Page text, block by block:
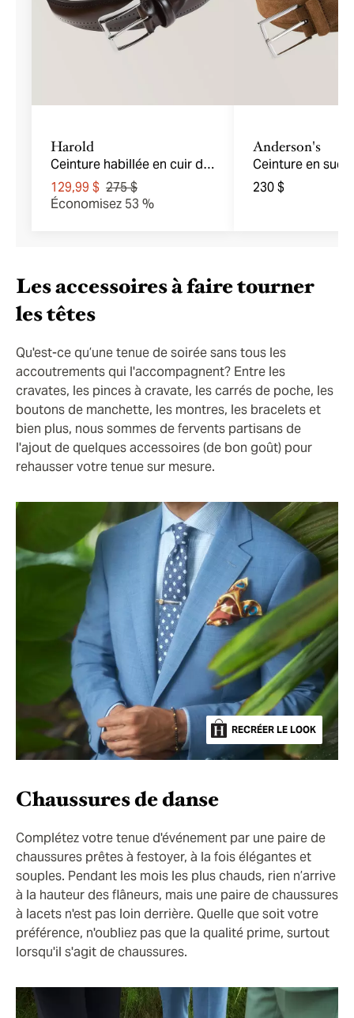
Harold
Ceinture habillée en cuir de
veau
129,99 $ 275 $
Économisez 53 %
Anderson's
Ceinture en
230 $
Les accessoires à faire tourner
les têtes
Qu'est-ce qu’une tenue de soirée sans tous les
accoutrements qui l'accompagnent? Entre les
cravates, les pinces à cravate, les carrés de poche, les
boutons de manchette, les montres, les bracelets et
bien plus, nous sommes de fervents partisans de
l'ajout de quelques accessoires (de bon goût) pour
rehausser votre tenue sur mesure.
RECRÉER LE LOOK
Chaussures de danse
Complétez votre tenue d'événement par une paire de
chaussures prêtes à festoyer, à la fois élégantes et
souples. Pendant les mois les plus chauds, rien n’arrive
à la hauteur des flâneurs, mais une paire de chaussures
à lacets n'est pas loin derrière. Quelle que soit votre
préférence, n'oubliez pas que la qualité prime, surtout
lorsqu'il s'agit de chaussures.